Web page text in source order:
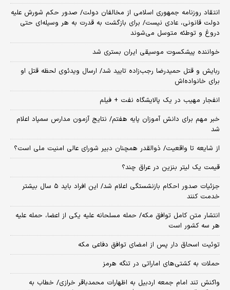
انتقاد روزنامه جمهوری اسلامی از مخالفان دولت/ صدور حکم شورش علیه
دولت قانونی، عادی نیست/ برای بازگشت به قدرت به هر وسیله‌ای حتی
دروغ و توطئه متوسل می‌شوند
خواننده پیشکسوت موسیقی ایران بستری شد
ربایش و قتل حمیدرضا رجب‌زاده تایید شد/ ارسال ویدئوی لحظه قتل او
برای خانواده‌اش
انفجار مهیب در یک پالایشگاه نفت + فیلم
خبر مهم برای دانش آموزان پایه هفتم/ نتایج آزمون مدارس سمپاد اعلام
شد
از شایعه تا واقعیت/ ذوالقدر همچنان دبیر شورای ‌عالی امنیت ملی است؟
قیمت یک لیتر بنزین در عراق چند؟
جزئیات صدور احکام بازنشستگی اعلام شد/ این افراد باید ۵ سال بیشتر
خدمت کنند
انتشار متن کامل توافق مکه/ حمله مسلحانه علیه یکی از اعضا، حمله علیه
هر سه کشور است
توئیت اسحاق دار پس از امضای توافق دفاعی مکه
حملات به کشتی‌های اماراتی در تنگه هرمز
واکنش تند امام جمعه اردبیل به اظهارات محمدباقر خرازی/ خطاب به